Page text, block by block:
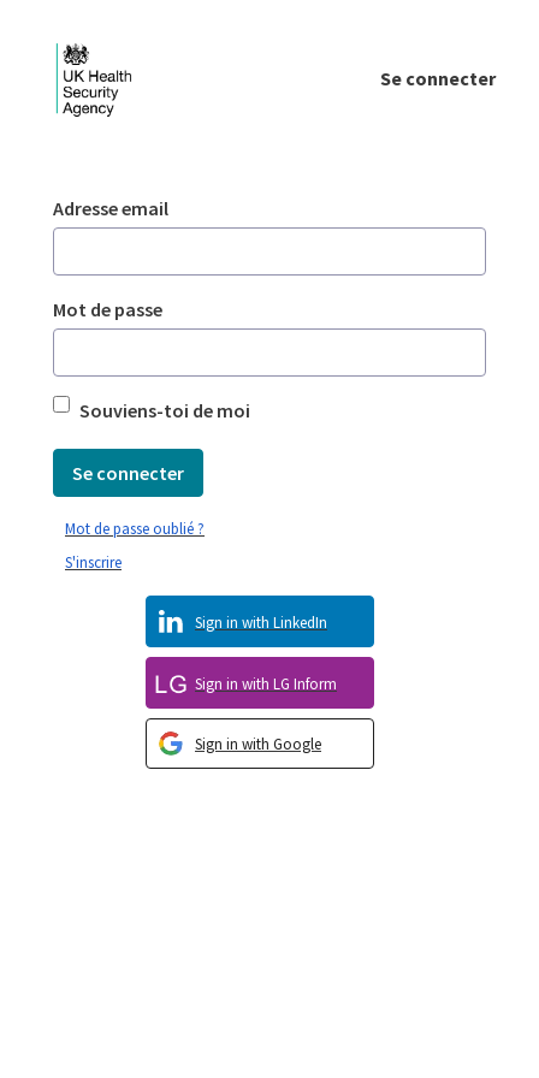
Se connecter
Authentification
Adresse email
Mot de passe
Souviens-toi de moi
Se connecter
Sign in with Google
Sign in with LG Inform
Sign in with LinkedIn
S'inscrire
Mot de passe oublié ?